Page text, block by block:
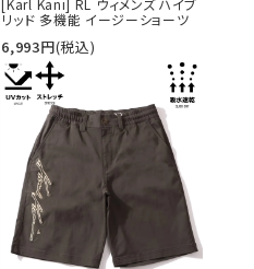
[Karl Kani] RL ウィメンズ ハイブ
リッド 多機能 イージーショーツ
6,993円(税込)